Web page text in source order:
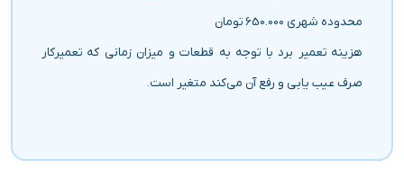
محدوده شهری 650.000 تومان
هزینه تعمیر برد با توجه به قطعات و میزان زمانی که تعمیرکار
صرف عیب یابی و رفع آن می‌کند متغیر است.